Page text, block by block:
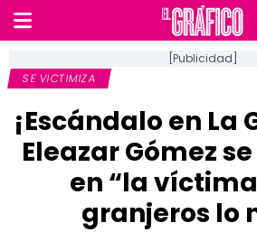
[Publicidad]
SE VICTIMIZA
¡Escándalo en La
Eleazar Gómez
en “la
granjeros lo